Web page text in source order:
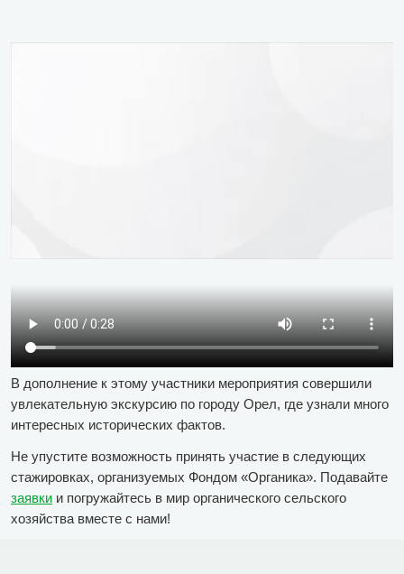
В дополнение к этому участники мероприятия совершили
увлекательную экскурсию по городу Орел, где узнали много
интересных исторических фактов.
Не упустите возможность принять участие в следующих
стажировках, организуемых Фондом «Органика». Подавайте
заявки и погружайтесь в мир органического сельского
хозяйства вместе с нами!